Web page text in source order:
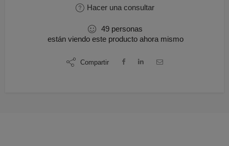
Hacer una consultar
49 personas
están viendo este producto ahora mismo
Compartir